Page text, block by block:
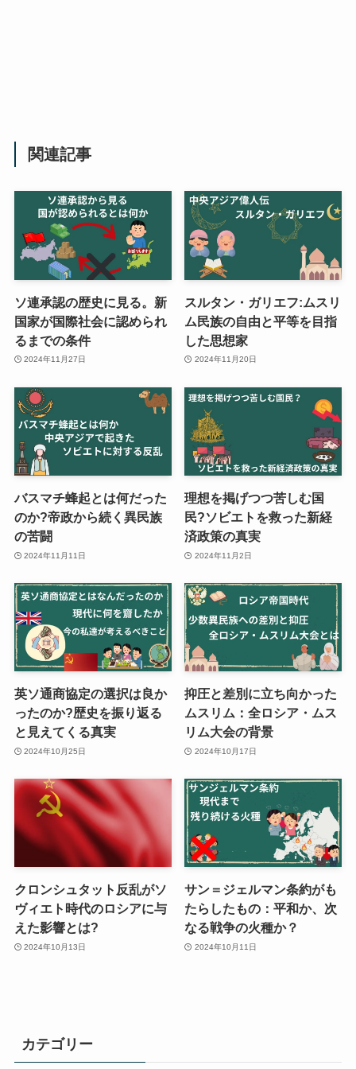
関連記事
ソ連承認の歴史に見る。新
国家が国際社会に認められ
るまでの条件
2024年11月27日
スルタン・ガリエフ:ムスリ
ム民族の自由と平等を目指
した思想家
2024年11月20日
バスマチ蜂起とは何だった
のか?帝政から続く異民族
の苦闘
2024年11月11日
理想を掲げつつ苦しむ国
民?ソビエトを救った新経
済政策の真実
2024年11月2日
英ソ通商協定の選択は良か
ったのか?歴史を振り返る
と見えてくる真実
2024年10月25日
抑圧と差別に立ち向かった
ムスリム：全ロシア・ムス
リム大会の背景
2024年10月17日
クロンシュタット反乱がソ
ヴィエト時代のロシアに与
えた影響とは?
2024年10月13日
サン＝ジェルマン条約がも
たらしたもの：平和か、次
なる戦争の火種か？
2024年10月11日
カテゴリー